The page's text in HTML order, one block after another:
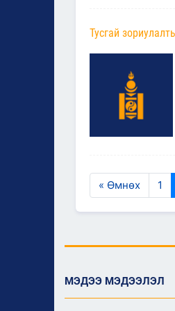
Тусгай
« Өмнөх 1
МЭДЭЭ МЭДЭЭЛЭЛ